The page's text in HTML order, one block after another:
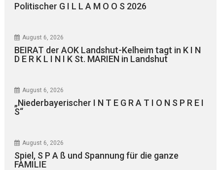
Politischer G I L L A M O O S 2026
August 6, 2026
BEIRAT der AOK Landshut-Kelheim tagt in K I N
D E R K L I N I K St. MARIEN in Landshut
August 6, 2026
„Niederbayerischer I N T E G R A T I O N S P R E I
S“
August 6, 2026
Spiel, S P A ß und Spannung für die ganze
FAMILIE